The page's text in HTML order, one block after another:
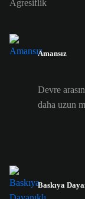
Agresiflik
Amansız
Devre
daha uzun
Baskıya